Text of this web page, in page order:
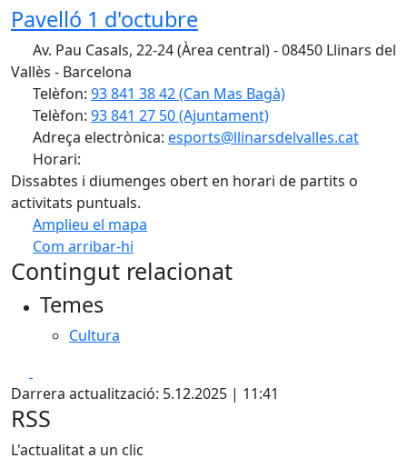
Pavelló 1 d'octubre
Av. Pau Casals, 22-24 (Àrea central) - 08450 Llinars del
Vallès - Barcelona
Telèfon: 93 841 38 42 (Can Mas Bagà)
Telèfon: 93 841 27 50 (Ajuntament)
Adreça electrònica: esports@llinarsdelvalles.cat
Horari:
Dissabtes i diumenges obert en horari de partits o
activitats puntuals.
Amplieu el mapa
Com arribar-hi
+
Contingut relacionat
Temes
Cultura
Darrera actualització: 5.12.2025 | 11:41
RSS
L'actualitat a un clic